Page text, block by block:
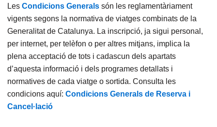
Les Condicions Generals són les reglamentàriament
vigents segons la normativa de viatges combinats de la
Generalitat de Catalunya. La inscripció, ja sigui personal,
per internet, per telèfon o per altres mitjans, implica la
plena acceptació de tots i cadascun dels apartats
d’aquesta informació i dels programes detallats i
normatives de cada viatge o sortida. Consulta les
condicions aquí: Condicions Generals de Reserva i
Cancel·lació